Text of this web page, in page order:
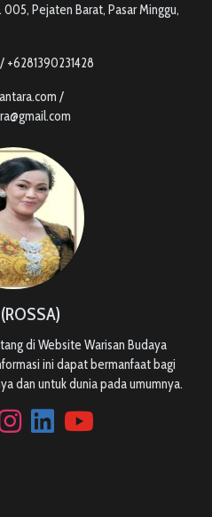
005, Pejaten Barat, Pasar Minggu,
+6281390231428
/
di Website Warisan Budaya
ini dapat bermanfaat bagi
dan untuk dunia pada umumnya.